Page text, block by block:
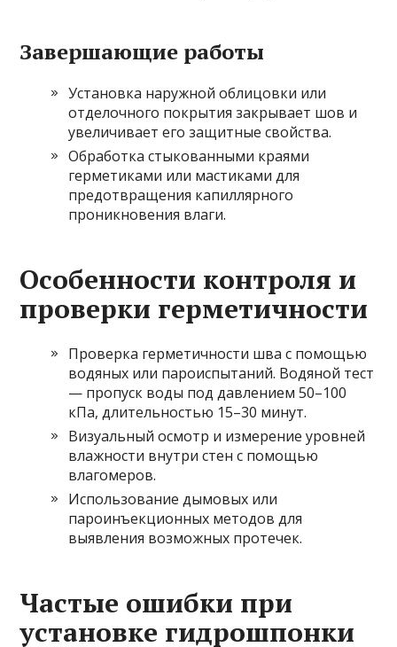
Завершающие работы
Установка наружной облицовки или
отделочного покрытия закрывает шов и
увеличивает его защитные свойства.
Обработка стыкованными краями
герметиками или мастиками для
предотвращения капиллярного
проникновения влаги.
Особенности контроля и
проверки герметичности
Проверка герметичности шва с помощью
водяных или пароиспытаний. Водяной тест
— пропуск воды под давлением 50–100
кПа, длительностью 15–30 минут.
Визуальный осмотр и измерение уровней
влажности внутри стен с помощью
влагомеров.
Использование дымовых или
пароинъекционных методов для
выявления возможных протечек.
Частые ошибки при
установке гидрошпонки